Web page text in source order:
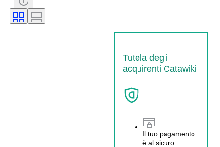
Tutela degli
acquirenti Catawiki
Il tuo pagamento
è al sicuro